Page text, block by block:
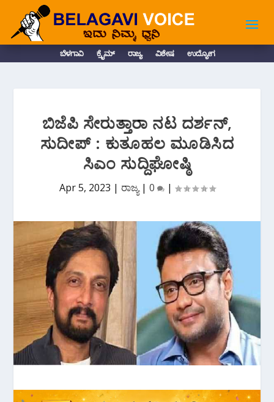
ಬೆಳಗಾವಿ ಕ್ರೈಮ್ ರಾಜ್ಯ ವಿಶೇಷ ಉದ್ಯೋಗ
ಬಿಜೆಪಿ ಸೇರುತ್ತಾರಾ ನಟ ದರ್ಶನ್,
ಸುದೀಪ್ : ಕುತೂಹಲ ಮೂಡಿಸಿದ
ಸಿಎಂ ಸುದ್ದಿಘೋಷ್ಠಿ
Apr 5, 2023 | ರಾಜ್ಯ| 0 |